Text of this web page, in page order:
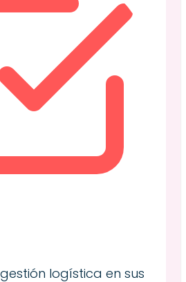
logística en sus